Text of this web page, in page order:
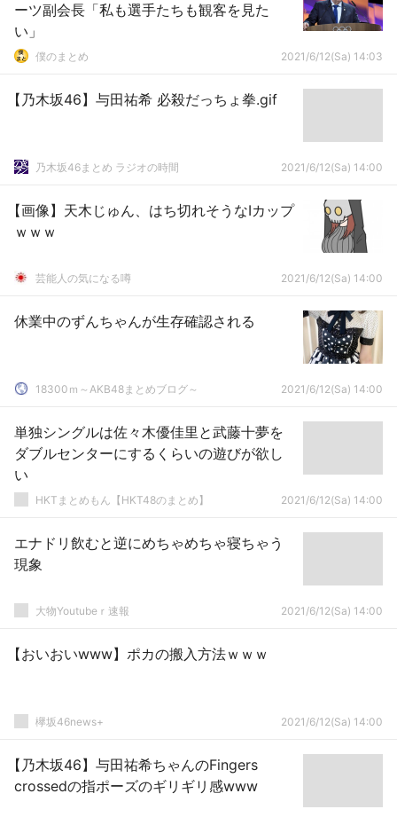
ーツ副会長「私も選手たちも観客を見た
い」
僕のまとめ 2021/6/12(Sa) 14:03
【乃木坂46】与田祐希 必殺だっちょ拳.gif
乃木坂46まとめ ラジオの時間 2021/6/12(Sa) 14:00
【画像】天木じゅん、はち切れそうなIカップ
ｗｗｗ
芸能人の気になる噂 2021/6/12(Sa) 14:00
休業中のずんちゃんが生存確認される
18300ｍ～AKB48まとめブログ～ 2021/6/12(Sa) 14:00
単独シングルは佐々木優佳里と武藤十夢を
ダブルセンターにするくらいの遊びが欲し
い
HKTまとめもん【HKT48のまとめ】 2021/6/12(Sa) 14:00
エナドリ飲むと逆にめちゃめちゃ寝ちゃう
現象
大物Youtubeｒ速報 2021/6/12(Sa) 14:00
【おいおいwww】ポカの搬入方法ｗｗｗ
欅坂46news+ 2021/6/12(Sa) 14:00
【乃木坂46】与田祐希ちゃんのFingers
crossedの指ポーズのギリギリ感www